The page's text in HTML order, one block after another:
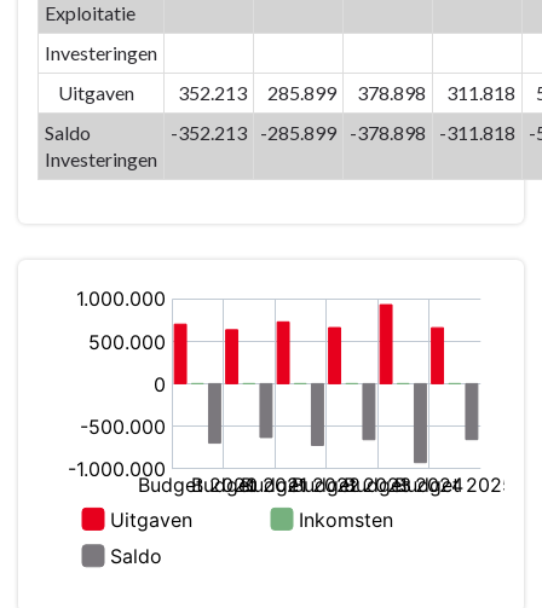
Totaal
prioritaire
actieplannen
Exploitatie
Investeringen
Uitgaven
352.213 285.899 378.898 311.818
Saldo
Investeringen
-352.213 -285.899 -378.898 -311.818 -